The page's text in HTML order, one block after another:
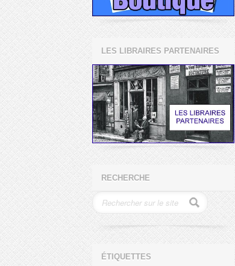
LES LIBRAIRES PARTENAIRES
RECHERCHE
ÉTIQUETTES